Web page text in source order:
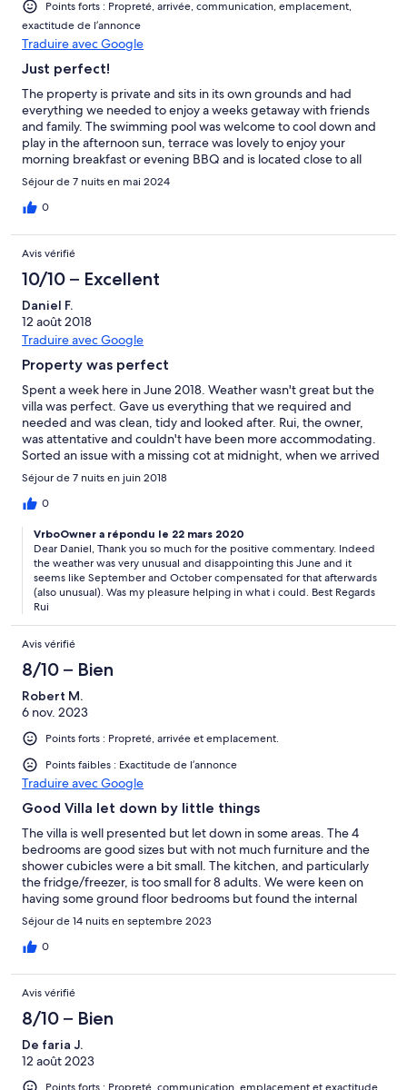
Points forts : Propreté, arrivée, communication, emplacement,
exactitude de l’annonce
Traduire avec Google
Just perfect!
The property is private and sits in its own grounds and had
everything we needed to enjoy a weeks getaway with friends
and family. The swimming pool was welcome to cool down and
play in the afternoon sun, terrace was lovely to enjoy your
morning breakfast or evening BBQ and is located close to all
amenities and within driving distance to the beaches and
surrounding areas. Perfect place to kick back and relax on its
own or as a base to explore the area. Would highly recommend
lovely, friendly and welcoming.
Séjour de 7 nuits en mai 2024
0
Avis vérifié
10/10 – Excellent
Daniel F.
12 août 2018
Traduire avec Google
Property was perfect
Spent a week here in June 2018. Weather wasn't great but the
villa was perfect. Gave us everything that we required and
needed and was clean, tidy and looked after. Rui, the owner,
was attentative and couldn't have been more accommodating.
Sorted an issue with a missing cot at midnight, when we arrived
late but answered the phone straight away and had the cot
delivered and made up within 30 minutes. Also very helpful with
late checkout and moved us to adjacent villa with all amenities
12pm. Would definitely return and recommend both villa and
owner.
Séjour de 7 nuits en juin 2018
0
VrboOwner a répondu le 22 mars 2020
Dear Daniel, Thank you so much for the positive commentary. Indeed
the weather was very unusual and disappointing this June and it
seems like September and October compensated for that afterwards
(also unusual). Was my pleasure helping in what i could. Best Regards
Rui
Avis vérifié
8/10 – Bien
Robert M.
6 nov. 2023
Points forts : Propreté, arrivée et emplacement.
Points faibles : Exactitude de l’annonce
Traduire avec Google
Good Villa let down by little things
The villa is well presented but let down in some areas. The 4
bedrooms are good sizes but with not much furniture and the
shower cubicles were a bit small. The kitchen, and particularly
the fridge/freezer, is too small for 8 adults. We were keen on
having some ground floor bedrooms but found the internal
steps, some with marking tape and some without, were a
concern for those in our party with visual difficulties. The dining
table outside the kitchen was just large enough but only had 6
playing cards as we like to do in the evenings. The table wasn't
in a particularly good location at the back of the property with
no views at all. The pool is good but space around it and shade
was in short supply - the awning needs some attention. The
description included a claim that satellite TV was available - this
is not the case and we couldn't watch any World Cup Rugby on
free-to-air channels. Overall though, we enjoyed the location
Séjour de 14 nuits en septembre 2023
0
Avis vérifié
8/10 – Bien
De faria J.
12 août 2023